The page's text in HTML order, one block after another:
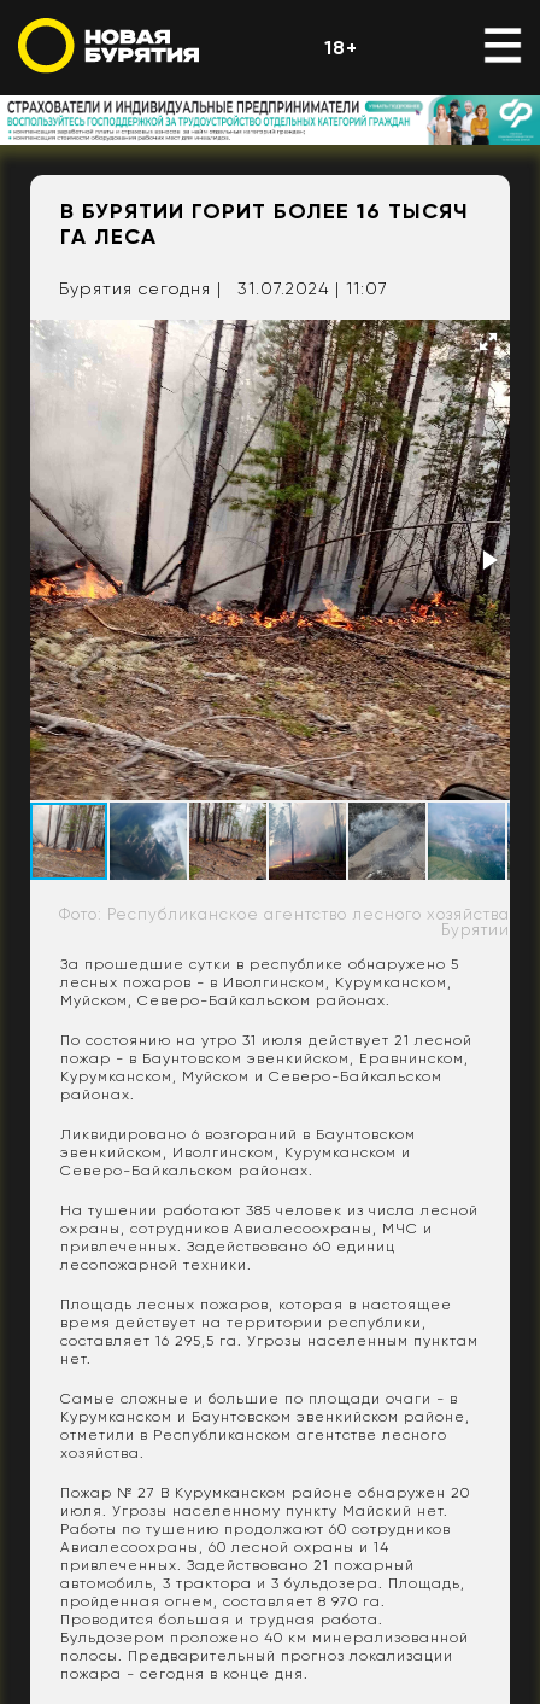
18+
В БУРЯТИИ ГОРИТ БОЛЕЕ 16 ТЫСЯЧ
ГА ЛЕСА
Бурятия сегодня | 31.07.2024 | 11:07
Фото: Республиканское агентство лесного хозяйства
Бурятии
За прошедшие сутки в республике обнаружено 5
лесных пожаров - в Иволгинском, Курумканском,
Муйском, Северо-Байкальском районах.
По состоянию на утро 31 июля действует 21 лесной
пожар - в Баунтовском эвенкийском, Еравнинском,
Курумканском, Муйском и Северо-Байкальском
районах.
Ликвидировано 6 возгораний в Баунтовском
эвенкийском, Иволгинском, Курумканском и
Северо-Байкальском районах.
На тушении работают 385 человек из числа лесной
охраны, сотрудников Авиалесоохраны, МЧС и
привлеченных. Задействовано 60 единиц
лесопожарной техники.
Площадь лесных пожаров, которая в настоящее
время действует на территории республики,
составляет 16 295,5 га. Угрозы населенным пунктам
нет.
Самые сложные и большие по площади очаги - в
Курумканском и Баунтовском эвенкийском районе,
отметили в Республиканском агентстве лесного
хозяйства.
Пожар № 27 В Курумканском районе обнаружен 20
июля. Угрозы населенному пункту Майский нет.
Работы по тушению продолжают 60 сотрудников
Авиалесоохраны, 60 лесной охраны и 14
привлеченных. Задействовано 21 пожарный
автомобиль, 3 трактора и 3 бульдозера. Площадь,
пройденная огнем, составляет 8 970 га.
Проводится большая и трудная работа.
Бульдозером проложено 40 км минерализованной
полосы. Предварительный прогноз локализации
пожара - сегодня в конце дня.